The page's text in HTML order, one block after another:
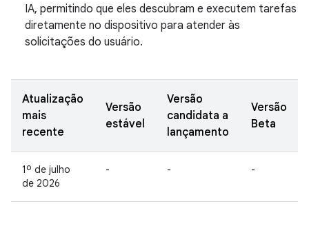
IA, permitindo que eles descubram e executem tarefas
diretamente no dispositivo para atender às
solicitações do usuário.
Atualização
mais
recente
Versão
estável
Versão
candidata a
lançamento
Versão
Beta
1º de julho
de 2026
- - -